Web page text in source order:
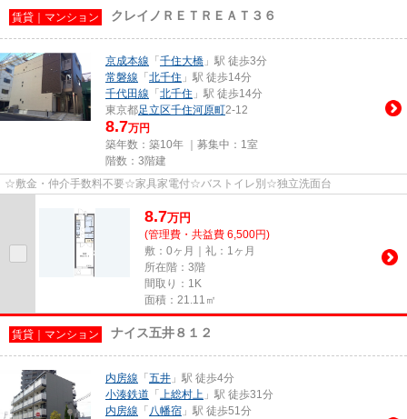
賃貸｜マンション クレイノＲＥＴＲＥＡＴ３６
京成本線 「 千住大橋 」駅 徒歩3分
常磐線 「 北千住 」駅 徒歩14分
千代田線 「 北千住 」駅 徒歩14分
東京都足立区千住河原町2-12
8.7万円
築年数：築10年 ｜募集中： 1室
階数：3階建
☆敷金・仲介手数料不要☆家具家電付☆バストイレ別☆独立洗面台
8.7万円
(管理費・共益費 6,500円)
敷：0ヶ月｜礼：1ヶ月
所在階：3階
間取り：1K
面積：21.11㎡
賃貸｜マンション ナイス五井８１２
内房線 「 五井 」駅 徒歩4分
小湊鉄道 「 上総村上 」駅 徒歩31分
内房線 「 八幡宿 」駅 徒歩51分